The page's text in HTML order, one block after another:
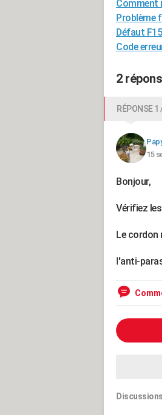
Comment
Problème
Défaut
Code
2
RÉPONSE 1
15
Bonjour,
Vérifiez
Le cordon
l'anti-